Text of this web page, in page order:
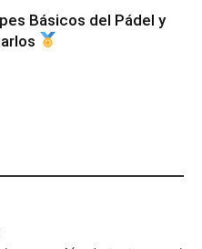
Básicos del Pádel y